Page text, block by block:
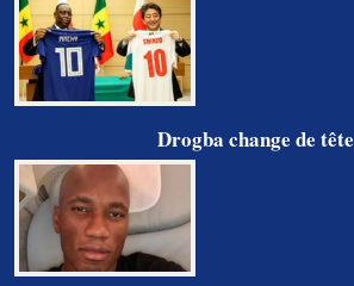
Drogba change de tête